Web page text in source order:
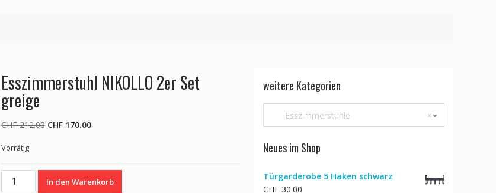
Esszimmerstuhl NIKOLLO 2er Set
greige
CHF212.00 Ursprünglicher
CHF 212.00
CHF170.00Aktueller
CHF 170.00.
Vorrätig
Esszimmerstuhl
In den Warenkorb
weitere Kategorien
×
Esszimmerstühle
Neues im Shop
Türgarderobe 5 Haken schwarz
CHF 30.00